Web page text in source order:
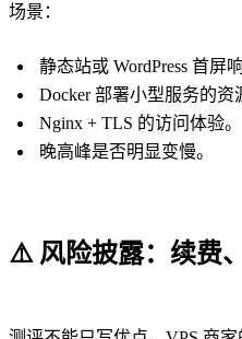
场景：
静态站或 WordPress 首屏响
Docker 部署小型服务的资
Nginx + TLS 的访问体验。
晚高峰是否明显变慢。
⚠️ 风险披露：续费